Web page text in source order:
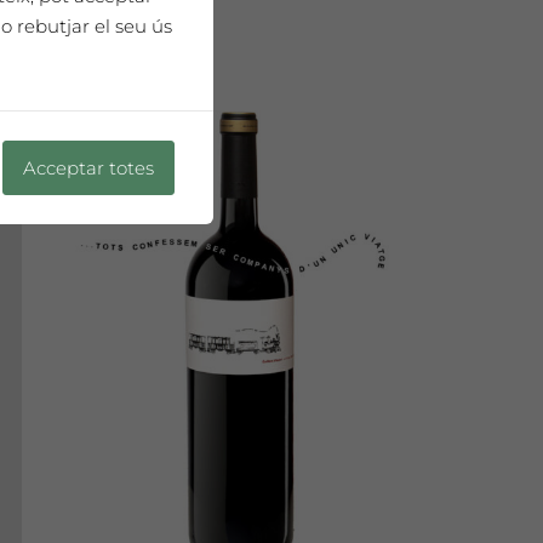
rebutjar el seu ús
Acceptar totes